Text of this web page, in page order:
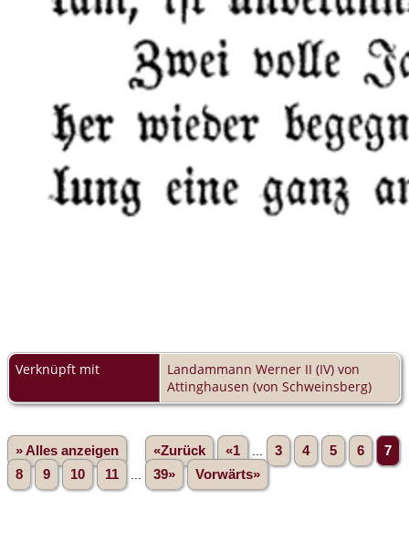
Verknüpft mit
Landammann Werner II (IV) von
Attinghausen (von Schweinsberg)
» Alles anzeigen «Zurück «1 3 4 5 6
7
8
9 10 11 39» Vorwärts»